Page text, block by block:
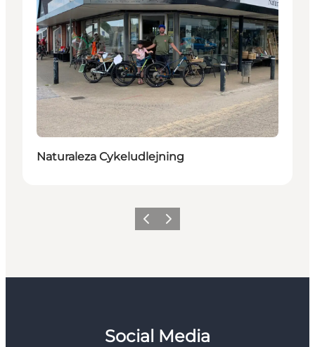
Naturaleza Cykeludlejning
ForrigeNæste
Social Media